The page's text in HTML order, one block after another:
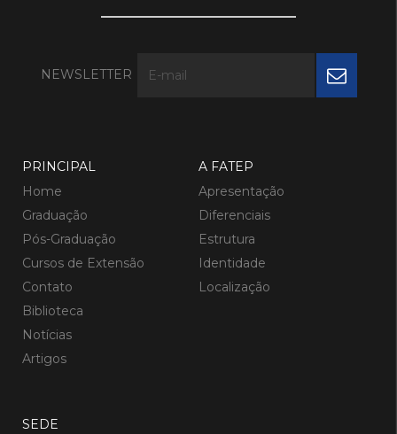
NEWSLETTER
PRINCIPAL
Home
Graduação
Pós-Graduação
Cursos de Extensão
Contato
Biblioteca
Notícias
Artigos
A FATEP
Apresentação
Diferenciais
Estrutura
Identidade
Localização
SEDE